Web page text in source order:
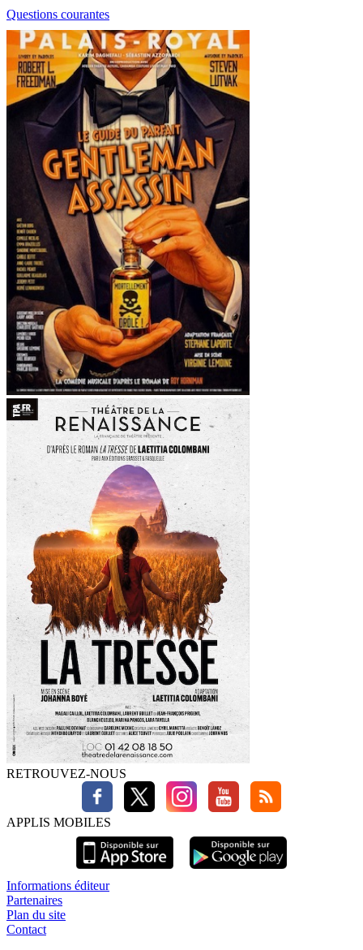
Questions courantes
RETROUVEZ-NOUS
APPLIS MOBILES
Informations éditeur
Partenaires
Plan du site
Contact